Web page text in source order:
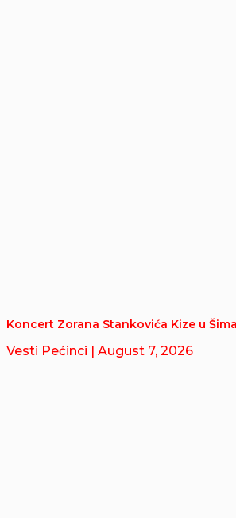
Koncert Zorana Stankovića Kize u
Vesti Pećinci | August 7, 2026